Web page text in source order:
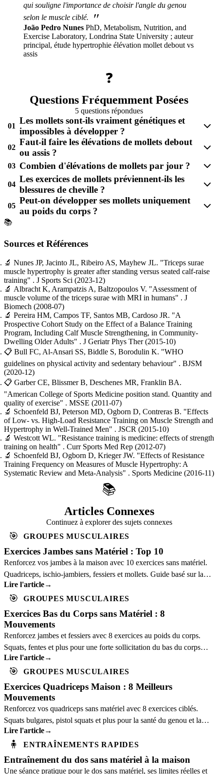
qui souligne l'importance de choisir l'angle du genou
selon le muscle ciblé.
"
João Pedro Nunes PhD, Metabolism, Nutrition, and
Exercise Laboratory, Londrina State University ; auteur
principal, étude hypertrophie élévation mollet debout vs
assis
❓
Questions Fréquemment Posées
5 questions répondues
01
Les mollets sont-ils vraiment génétiques et
impossibles à développer ?
02
Faut-il faire les élévations de mollets debout
ou assis ?
03 Combien d'élévations de mollets par jour ?
04
Les exercices de mollets préviennent-ils les
blessures de cheville ?
05
Peut-on développer ses mollets uniquement
au poids du corps ?
📚
Sources et Références
🔬 Nunes JP, Jacinto JL, Ribeiro AS, Mayhew JL. "Triceps surae
muscle hypertrophy is greater after standing versus seated calf-raise
training" . J Sports Sci (2023-12)
🔬 Albracht K, Arampatzis A, Baltzopoulos V. "Assessment of
muscle volume of the triceps surae with MRI in humans" . J
Biomech (2008-07)
🔬 Pereira HM, Campos TF, Santos MB, Cardoso JR. "A
Prospective Cohort Study on the Effect of a Balance Training
Program, Including Calf Muscle Strengthening, in Community-
Dwelling Older Adults" . J Geriatr Phys Ther (2015-10)
📋 Bull FC, Al-Ansari SS, Biddle S, Borodulin K. "WHO
guidelines on physical activity and sedentary behaviour" . BJSM
(2020-12)
📋 Garber CE, Blissmer B, Deschenes MR, Franklin BA.
"American College of Sports Medicine position stand. Quantity and
quality of exercise" . MSSE (2011-07)
🔬 Schoenfeld BJ, Peterson MD, Ogborn D, Contreras B. "Effects
of Low- vs. High-Load Resistance Training on Muscle Strength and
Hypertrophy in Well-Trained Men" . JSCR (2015-10)
🔬 Westcott WL. "Resistance training is medicine: effects of strength
training on health" . Curr Sports Med Rep (2012-07)
🔬 Schoenfeld BJ, Ogborn D, Krieger JW. "Effects of Resistance
Training Frequency on Measures of Muscle Hypertrophy: A
Systematic Review and Meta-Analysis" . Sports Medicine (2016-11)
📚
Articles Connexes
Continuez à explorer des sujets connexes
🎯 GROUPES MUSCULAIRES
Exercices Jambes sans Matériel : Top 10
Renforcez vos jambes à la maison avec 10 exercices sans matériel.
Quadriceps, ischio-jambiers, fessiers et mollets. Guide basé sur la
science.
Lire l'article→
🎯 GROUPES MUSCULAIRES
Exercices Bas du Corps sans Matériel : 8
Mouvements
Renforcez jambes et fessiers avec 8 exercices au poids du corps.
Squats, fentes et plus pour une forte sollicitation du bas du corps
sans équipement.
Lire l'article→
🎯 GROUPES MUSCULAIRES
Exercices Quadriceps Maison : 8 Meilleurs
Mouvements
Renforcez vos quadriceps sans matériel avec 8 exercices ciblés.
Squats bulgares, pistol squats et plus pour la santé du genou et la
puissance des jambes.
Lire l'article→
🧍 ENTRAÎNEMENTS RAPIDES
Entraînement du dos sans matériel à la maison
Une séance pratique pour le dos sans matériel, ses limites réelles et